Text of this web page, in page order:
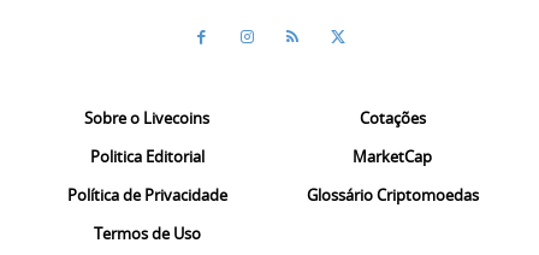
Sobre o Livecoins
Politica Editorial
Política de Privacidade
Termos de Uso
Cotações
MarketCap
Glossário Criptomoedas